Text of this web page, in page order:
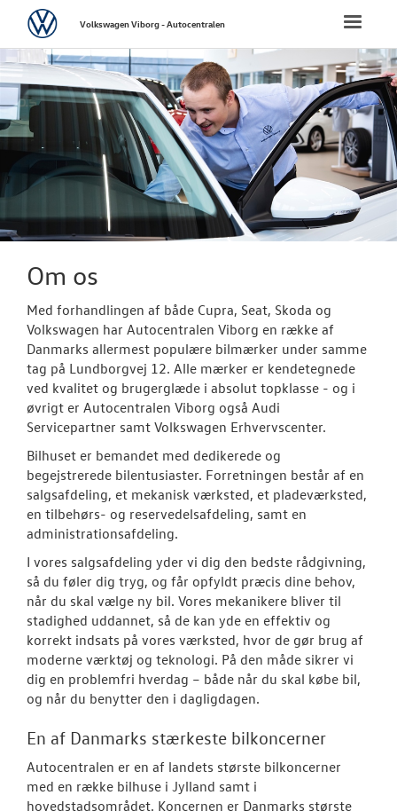
FORSIDE
NYE
NYE VAREBILER
CALIFORNIA
VÆRKSTED
SKADECENTER
RESERVEDELE
NYHEDER
Personale
Kontakt
Åbningstider
Toggle
VolkswagenVolkswagen Viborg - Autocentralen
Om os
Med forhandlingen af både Cupra, Seat, Skoda og
Volkswagen har Autocentralen Viborg en række af
Danmarks allermest populære bilmærker under samme
tag på Lundborgvej 12. Alle mærker er kendetegnede
ved kvalitet og brugerglæde i absolut topklasse - og i
øvrigt er Autocentralen Viborg også Audi
Servicepartner samt Volkswagen Erhvervscenter.
Bilhuset er bemandet med dedikerede og
begejstrerede bilentusiaster. Forretningen består af en
salgsafdeling, et mekanisk værksted, et pladeværksted,
en tilbehørs- og reservedelsafdeling, samt en
administrationsafdeling.
I vores salgsafdeling yder vi dig den bedste rådgivning,
så du føler dig tryg, og får opfyldt præcis dine behov,
når du skal vælge ny bil. Vores mekanikere bliver til
stadighed uddannet, så de kan yde en effektiv og
korrekt indsats på vores værksted, hvor de gør brug af
moderne værktøj og teknologi. På den måde sikrer vi
dig en problemfri hverdag – både når du skal købe bil,
og når du benytter den i dagligdagen.
En af Danmarks stærkeste bilkoncerner
Autocentralen er en af landets største bilkoncerner
med en række bilhuse i Jylland samt i
hovedstadsområdet. Koncernen er Danmarks største